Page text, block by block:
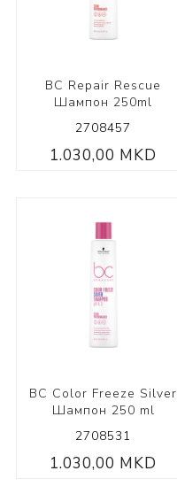
BC Repair Rescue
Шампон 250ml
2708457
1.030,00 MKD
BC Color Freeze Silver
Шампон 250 ml
2708531
1.030,00 MKD